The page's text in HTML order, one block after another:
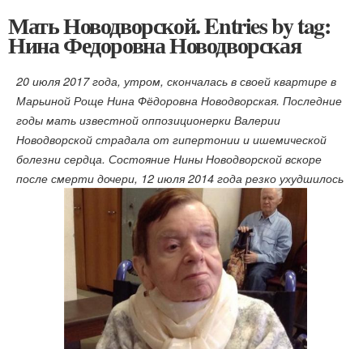
Мать Новодворской. Entries by tag:
Нина Федоровна Новодворская
20 июля 2017 года, утром, скончалась в своей квартире в
Марьиной Роще Нина Фёдоровна Новодворская. Последние
годы мать известной оппозиционерки Валерии
Новодворской страдала от гипертонии и ишемической
болезни сердца. Состояние Нины Новодворской вскоре
после смерти дочери, 12 июля 2014 года резко ухудшилось